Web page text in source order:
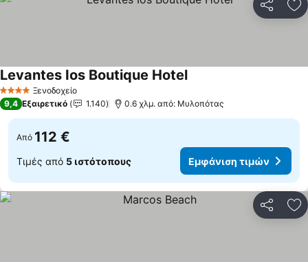
4 ΑστέριαΞενοδοχείο
Levantes Ios Boutique HotelΕμφάνιση τιμών
9,4 Εξαιρετικό 1.140 0.6 χλμ. από: Μυλοπότας
Από 112 €
Τιμές από 5 ιστότοπους Εμφάνιση τιμών